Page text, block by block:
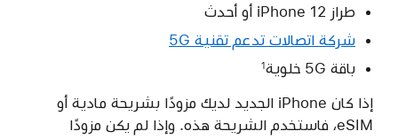
طراز iPhone 12 أو أحدث
شركة اتصالات تدعم تقنية 5G
باقة 5G خلوية
1
إذا كان iPhone الجديد لديك مزودًا بشريحة مادية أو
eSIM، فاستخدم الشريحة هذه. وإذا لم يكن مزودًا